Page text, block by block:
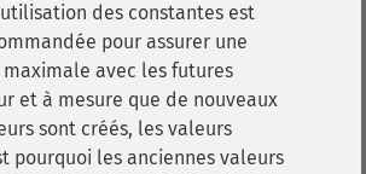
des constantes est
pour assurer une
avec les futures
et à mesure que de nouveaux
sont créés, les valeurs
pourquoi les anciennes valeurs